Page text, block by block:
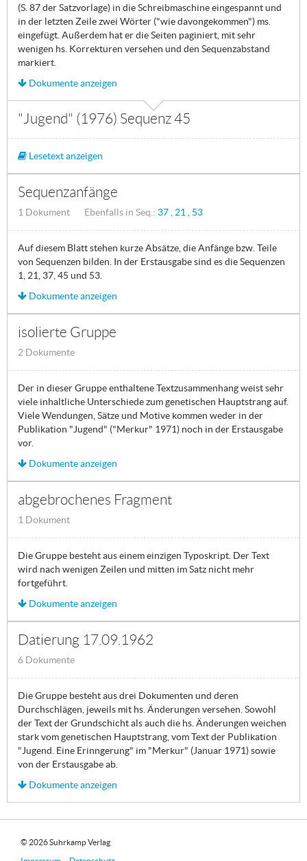
(S. 87 der Satzvorlage) in die Schreibmaschine eingespannt und
in der letzten Zeile zwei Wörter ("wie davongekommen") ms.
eingefügt. Außerdem hat er die Seiten paginiert, mit sehr
wenigen hs. Korrekturen versehen und den Sequenzabstand
markiert.
Dokumente anzeigen
"Jugend" (1976) Sequenz 45
Lesetext anzeigen
Sequenzanfänge
1 Dokument Ebenfalls in Seq.: 37 21 53
Auf diesem Blatt stehen kurze Absätze, die Anfänge bzw. Teile
von Sequenzen bilden. In der Erstausgabe sind es die Sequenzen
1, 21, 37, 45 und 53.
Dokumente anzeigen
isolierte Gruppe
2 Dokumente
Der in dieser Gruppe enthaltene Textzusammenhang weist sehr
viele inhaltliche Unterschiede zum genetischen Hauptstrang auf.
Viele Wendungen, Sätze und Motive kommen weder in der
Publikation "Jugend" ("Merkur" 1971) noch in der Erstausgabe
vor.
Dokumente anzeigen
abgebrochenes Fragment
1 Dokument
Die Gruppe besteht aus einem einzigen Typoskript. Der Text
wird nach wenigen Zeilen und mitten im Satz nicht mehr
fortgeführt.
Dokumente anzeigen
Datierung 17.09.1962
6 Dokumente
Die Gruppe besteht aus drei Dokumenten und deren
Durchschlägen, jeweils mit hs. Änderungen versehen. Sowohl
der Text der Grundschicht als auch die hs. Änderungen weichen
stark vom genetischen Hauptstrang, vom Text der Publikation
"Jugend. Eine Erinngerung" im "Merkur" (Januar 1971) sowie
von der Erstausgabe ab.
Dokumente anzeigen
© 2026 Suhrkamp Verlag